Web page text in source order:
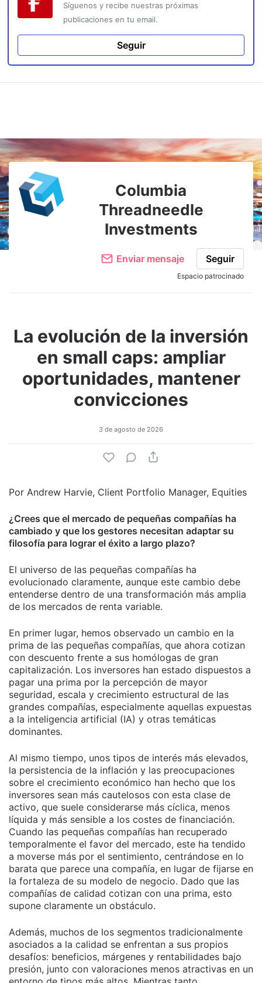
Síguenos y recibe nuestras próximas
publicaciones en tu email.
Seguir
Columbia
Threadneedle
Investments
Enviar mensaje Seguir
Espacio patrocinado
La evolución de la inversión
en small caps: ampliar
oportunidades, mantener
convicciones
3 de agosto de 2026
Por Andrew Harvie, Client Portfolio Manager, Equities
¿Crees que el mercado de pequeñas compañías ha
cambiado y que los gestores necesitan adaptar su
filosofía para lograr el éxito a largo plazo?
El universo de las pequeñas compañías ha
evolucionado claramente, aunque este cambio debe
entenderse dentro de una transformación más amplia
de los mercados de renta variable.
En primer lugar, hemos observado un cambio en la
prima de las pequeñas compañías, que ahora cotizan
con descuento frente a sus homólogas de gran
capitalización. Los inversores han estado dispuestos a
pagar una prima por la percepción de mayor
seguridad, escala y crecimiento estructural de las
grandes compañías, especialmente aquellas expuestas
a la inteligencia artificial (IA) y otras temáticas
dominantes.
Al mismo tiempo, unos tipos de interés más elevados,
la persistencia de la inflación y las preocupaciones
sobre el crecimiento económico han hecho que los
inversores sean más cautelosos con esta clase de
activo, que suele considerarse más cíclica, menos
líquida y más sensible a los costes de financiación.
Cuando las pequeñas compañías han recuperado
temporalmente el favor del mercado, este ha tendido
a moverse más por el sentimiento, centrándose en lo
barata que parece una compañía, en lugar de fijarse en
la fortaleza de su modelo de negocio. Dado que las
compañías de calidad cotizan con una prima, esto
supone claramente un obstáculo.
Además, muchos de los segmentos tradicionalmente
asociados a la calidad se enfrentan a sus propios
desafíos: beneficios, márgenes y rentabilidades bajo
presión, junto con valoraciones menos atractivas en un